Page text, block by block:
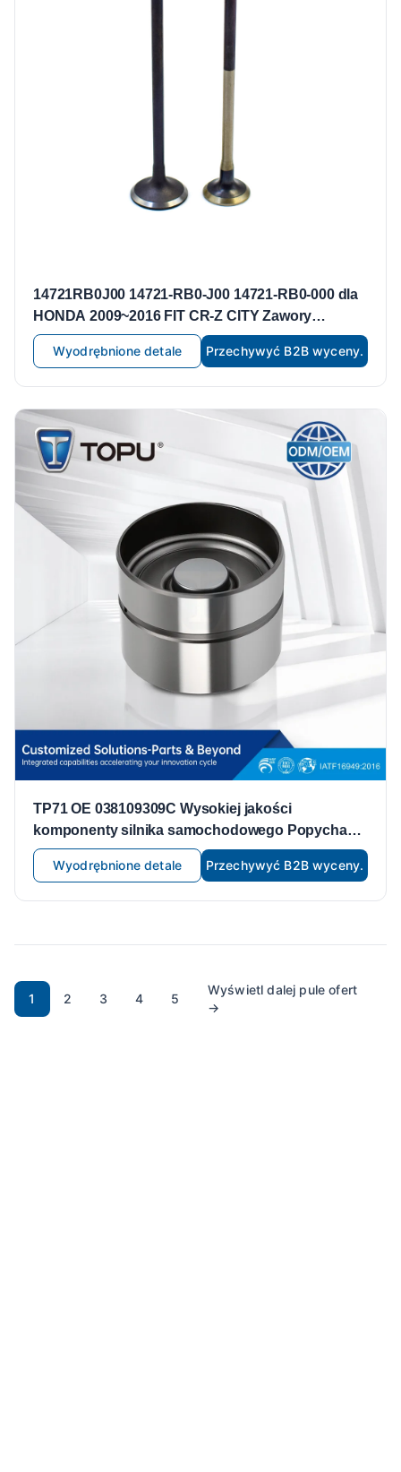
14721RB0J00 14721-RB0-J00 14721-RB0-000 dla
HONDA 2009~2016 FIT CR-Z CITY Zawory
wydechowe Popychacze zaworów Zawór
wydechowy samochodu
Wyodrębnione detale Przechywyć B2B wyceny.
TP71 OE 038109309C Wysokiej jakości
komponenty silnika samochodowego Popychacz
zaworu Pasujący do części silnika Volkswagena
Popychacze zaworów Popychacze
Wyodrębnione detale Przechywyć B2B wyceny.
1 2 3 4 5
Wyświetl dalej pule ofert
→